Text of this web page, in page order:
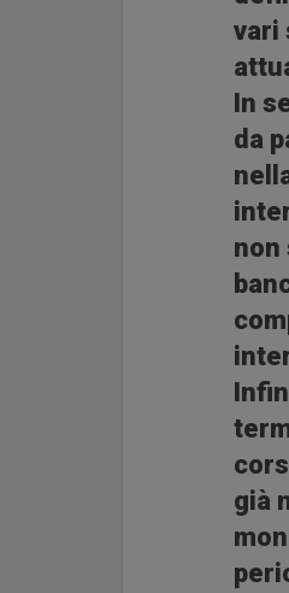
vari
In
da
non
già